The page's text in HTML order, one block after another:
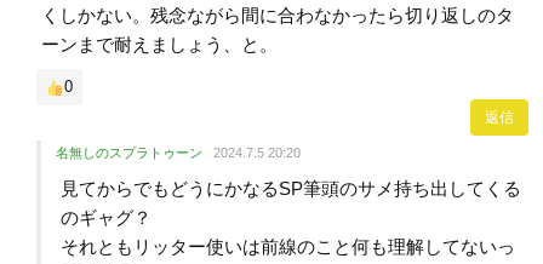
くしかない。残念ながら間に合わなかったら切り返しのタ
ーンまで耐えましょう、と。
0
返信
名無しのスプラトゥーン 2024.7.5 20:20
見てからでもどうにかなるSP筆頭のサメ持ち出してくる
のギャグ？
それともリッター使いは前線のこと何も理解してないっ